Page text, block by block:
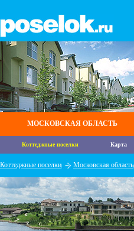
МОСКОВСКАЯ ОБЛАСТЬ
Коттеджные поселки Карта
Коттеджные поселки Московская область